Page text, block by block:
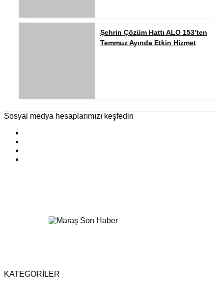
Şehrin Çözüm Hattı ALO 153’ten
Temmuz Ayında Etkin Hizmet
Sosyal medya hesaplarımızı keşfedin
KATEGORİLER